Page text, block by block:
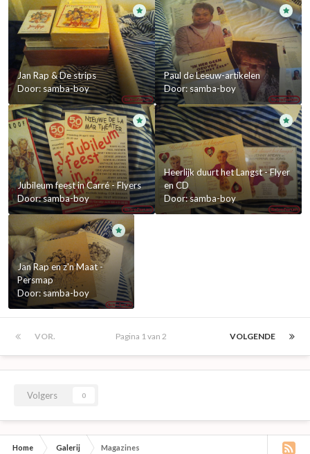
Jan Rap & De strips
Door: samba-boy
Paul de Leeuw-artikelen
Door: samba-boy
Jubileum feest in Carré - Flyers
Door:samba-boy
Heerlijk duurt het Langst - Flyer
en CD
Door:samba-boy
Jan Rap en z'n Maat -
Persmap
Door:samba-boy
VOR. VOLGENDE
Pagina 1 van 2
Volgers 0
Home Galerij Magazines